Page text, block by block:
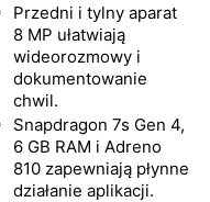
Przedni i tylny aparat
8 MP ułatwiają
wideorozmowy i
dokumentowanie
chwil.
Snapdragon 7s Gen 4,
6 GB RAM i Adreno
810 zapewniają płynne
działanie aplikacji.